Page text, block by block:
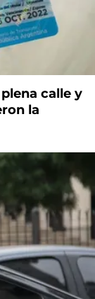
calle y
la